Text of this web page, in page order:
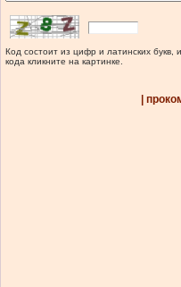
Код состоит из цифр и латинских букв,
кода кликните на картинке.
|